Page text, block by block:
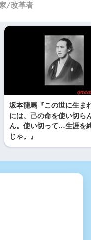
d
b
o
/改革者
坂本龍馬『この世に生ま
には、己の命を使い切ら
ん。使い切って…生涯を
じゃ。』